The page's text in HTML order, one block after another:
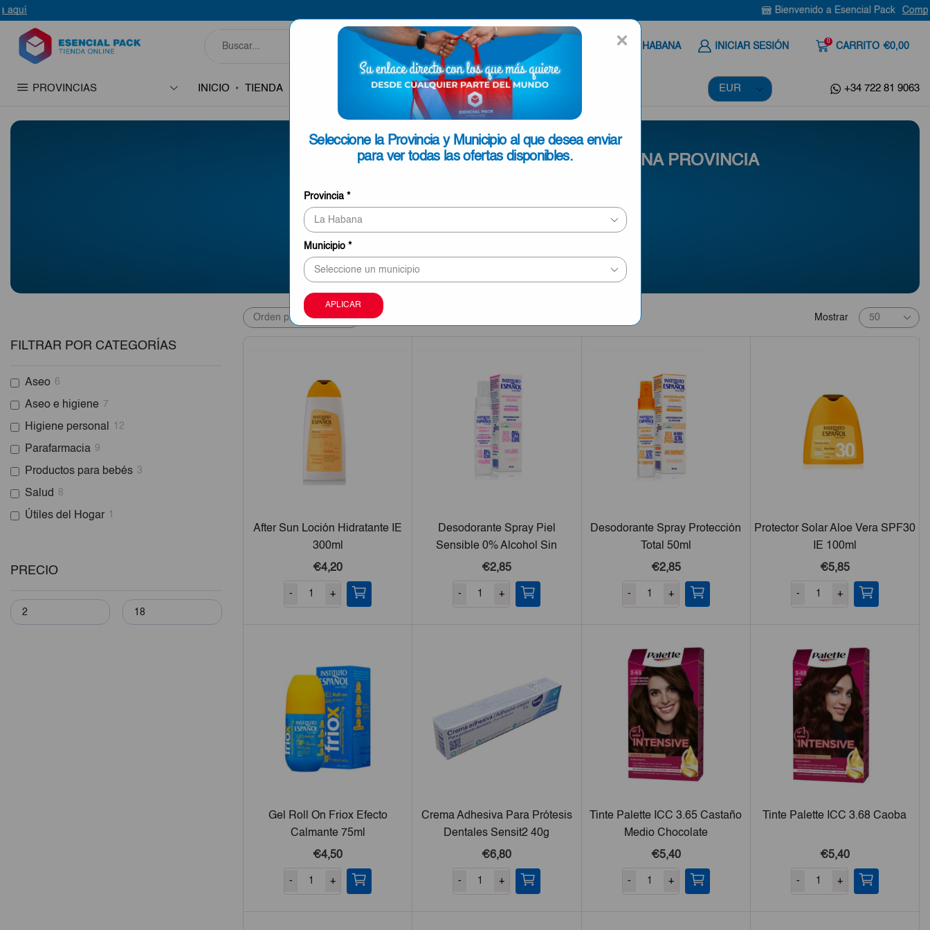
×
Seleccione la Provincia y Municipio al que desea enviar
para ver todas las ofertas disponibles.
Provincia *
Municipio *
APLICAR
Bienvenido a Esencial Pack Compra aquí
SEARCH
INPUT
ENVIAR A LA HABANA INICIAR SESIÓN 0 CARRITO €0,00
PROVINCIAS INICIO TIENDA +34 722 81 9063
SELECCIONE UNA PROVINCIA
Información sobre envíos y tiempos de entrega
Mostrar
Products
per
After Sun Loción Hidratante IE
300ml
€4,20
- +
Desodorante Spray Piel
Sensible 0% Alcohol Sin
Aluminio 50ml
€2,85
- +
Desodorante Spray Protección
Total 50ml
€2,85
- +
Protector Solar Aloe Vera SPF30
IE 100ml
€5,85
- +
Gel Roll On Friox Efecto
Calmante 75ml
€4,50
- +
Crema Adhesiva Para Prótesis
Dentales Sensit2 40g
€6,80
- +
Tinte Palette ICC 3.65 Castaño
Medio Chocolate
€5,40
- +
Tinte Palette ICC 3.68 Caoba
€5,40
- +
FILTRAR POR CATEGORÍAS
Aseo 6
Aseo e higiene 7
Higiene personal 12
Parafarmacia 9
Productos para bebés 3
Salud 8
Útiles del Hogar 1
PRECIO